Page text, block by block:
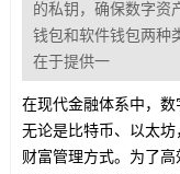
的私钥，确保数字资
钱包和软件钱包两种
在于提供一
在现代金融体系中，数
无论是比特币、以太
财富管理方式。为了